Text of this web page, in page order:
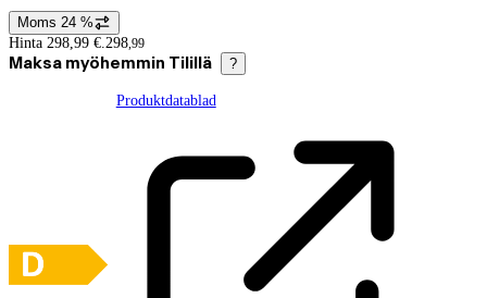
Prisinformation
Moms 24 %
Hinta 298,99 €. 298,99
Maksa myöhemmin Tilillä ?
Produktdatablad